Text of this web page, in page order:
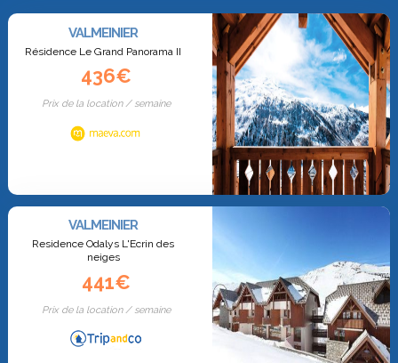
VALMEINIER
Résidence Le Grand Panorama II
436€
Prix de la location / semaine
VALMEINIER
Residence Odalys L'Ecrin des
neiges
441€
Prix de la location / semaine